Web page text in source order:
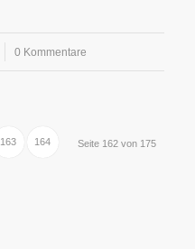
0 Kommentare
Seite 162 von 175
163 164